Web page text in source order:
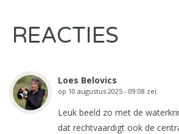
REACTIES
Loes Belovics
op 10 augustus 2025 - 09:08 zei:
Leuk beeld zo met de
dat rechtvaardigt ook de